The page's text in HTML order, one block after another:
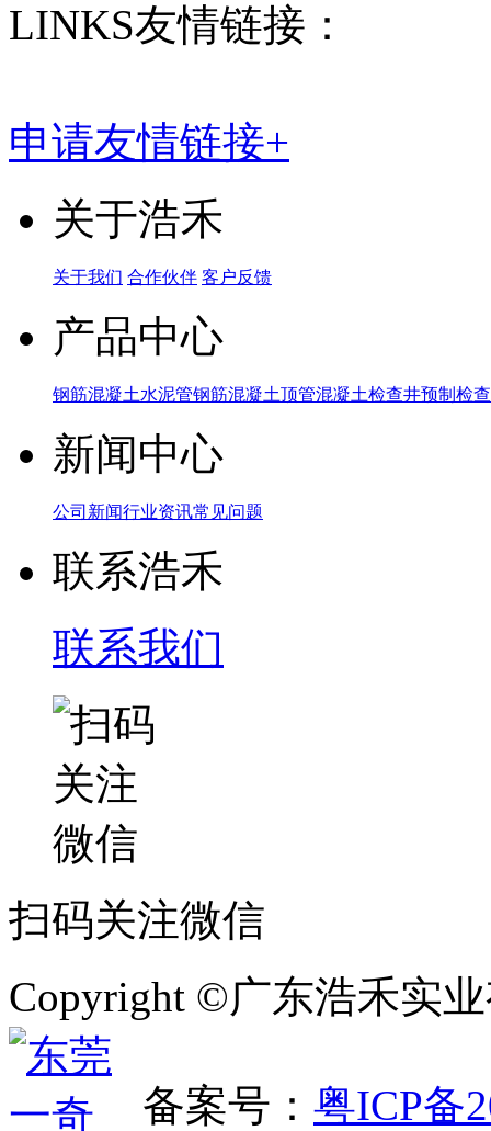
LINKS友情链接：
申请友情链接+
关于浩禾
关于我们 合作伙伴 客户反馈
产品中心
钢筋混凝土水泥管钢筋混凝土顶管混凝土检查井预制检
新闻中心
公司新闻行业资讯常见问题
联系浩禾
联系我们
扫码关注微信
Copyright ©广东浩禾实
备案号： 粤ICP备